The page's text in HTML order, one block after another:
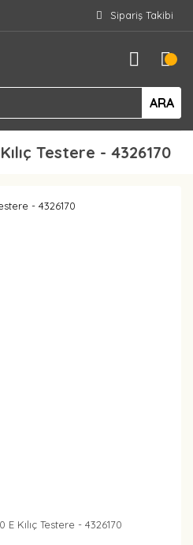
Sipariş Takibi
ARA
Testere - 4326170